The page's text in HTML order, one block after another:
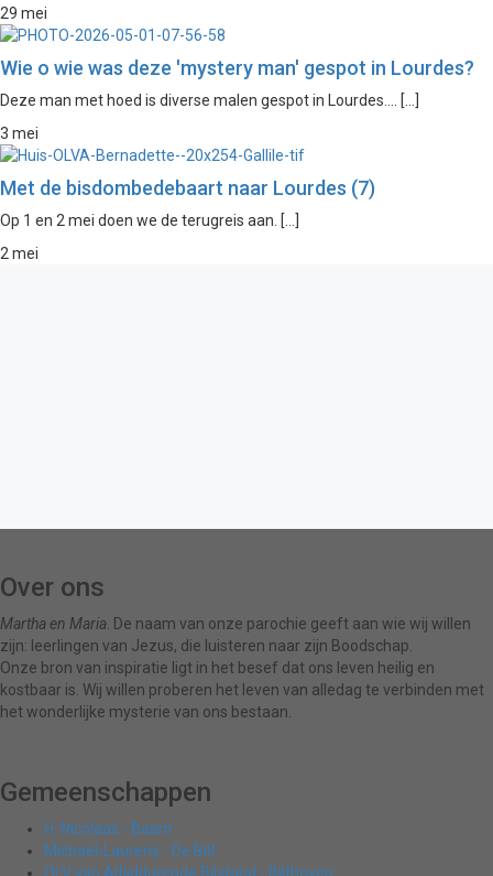
29 mei
Wie o wie was deze 'mystery man' gespot in Lourdes?
Deze man met hoed is diverse malen gespot in Lourdes.... […]
3 mei
Met de bisdombedebaart naar Lourdes (7)
Op 1 en 2 mei doen we de terugreis aan. […]
2 mei
Over ons
Martha en Maria . De naam van onze parochie geeft aan wie wij willen
zijn: leerlingen van Jezus, die luisteren naar zijn Boodschap.
Onze bron van inspiratie ligt in het besef dat ons leven heilig en
kostbaar is. Wij willen proberen het leven van alledag te verbinden met
het wonderlijke mysterie van ons bestaan.
Gemeenschappen
H. Nicolaas - Baarn
Michaël-Laurens - De Bilt